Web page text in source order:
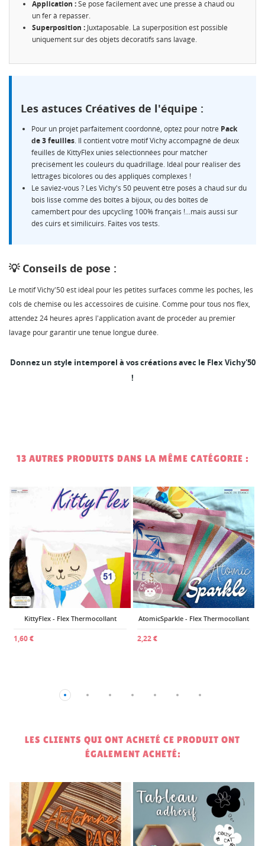
Application :Se pose facilement avec une presse à chaud ou
un fer à repasser.
Superposition : Juxtaposable. La superposition est possible
uniquement sur des objets décoratifs sans lavage.
Les astuces Créatives de l'équipe :
Pour un projet parfaitement coordonné, optez pour notre Pack
de 3 feuilles. Il contient votre motif Vichy accompagné de deux
feuilles de KittyFlex unies sélectionnées pour matcher
précisément les couleurs du quadrillage. Idéal pour réaliser des
lettrages bicolores ou des appliqués complexes !
Le saviez-vous ? Les Vichy's 50 peuvent être posés à chaud sur du
bois lisse comme des boîtes à bijoux, ou des boîtes de
camembert pour des upcycling 100% français !...mais aussi sur
des cuirs et similicuirs. Faites vos tests.
💡 Conseils de pose :
Le motif Vichy'50 est idéal pour les petites surfaces comme les poches, les
cols de chemise ou les accessoires de cuisine. Comme pour tous nos flex,
attendez 24 heures après l'application avant de procéder au premier
lavage pour garantir une tenue longue durée.
Donnez un style intemporel à vos créations avec le Flex Vichy'50
!
13 AUTRES PRODUITS DANS LA MÊME CATÉGORIE :
KittyFlex - Flex Thermocollant
1,60 €
AtomicSparkle - Flex Thermocollant
2,22 €
LES CLIENTS QUI ONT ACHETÉ CE PRODUIT ONT
ÉGALEMENT ACHETÉ:
add_circle_outlineCréer une nouvelle liste
CRÉER UNE LISTE D'ENVIES
Annuler Créer une liste d'envies
Annuler Connexion